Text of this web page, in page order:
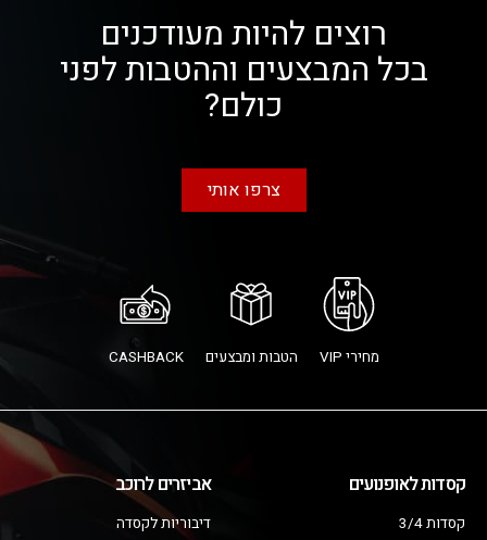
רוצים להיות מעודכנים
בכל המבצעים וההטבות לפני
כולם?
צרפו אותי
מחירי VIP הטבות ומבצעים CASHBACK
קסדות לאופנועים
קסדות 3/4
אביזרים לרוכב
דיבוריות לקסדה